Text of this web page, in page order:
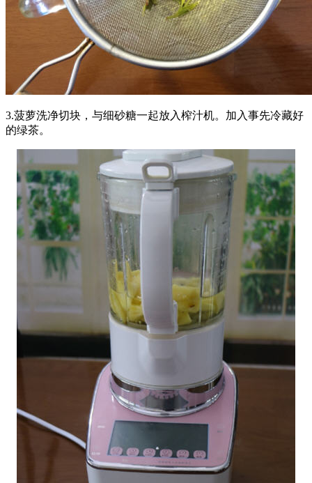
3.菠萝洗净切块，与细砂糖一起放入榨汁机。加入事先冷藏好
的绿茶。